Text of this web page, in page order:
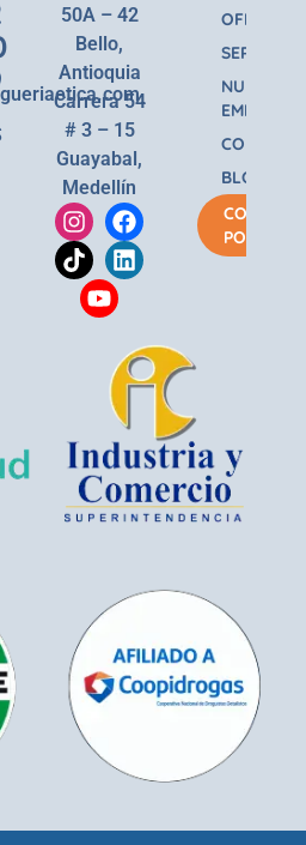
50A – 42
Bello,
Antioquia
Carrera 54
# 3 – 15
Guayabal,
Medellín
OFERTAS
SERVICIOS
NUESTRA
EMPRESA
BLOG
COMPRA
POR